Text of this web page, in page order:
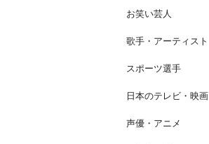
お笑い芸人
歌手・アーティスト
スポーツ選手
日本のテレビ・映画
声優・アニメ